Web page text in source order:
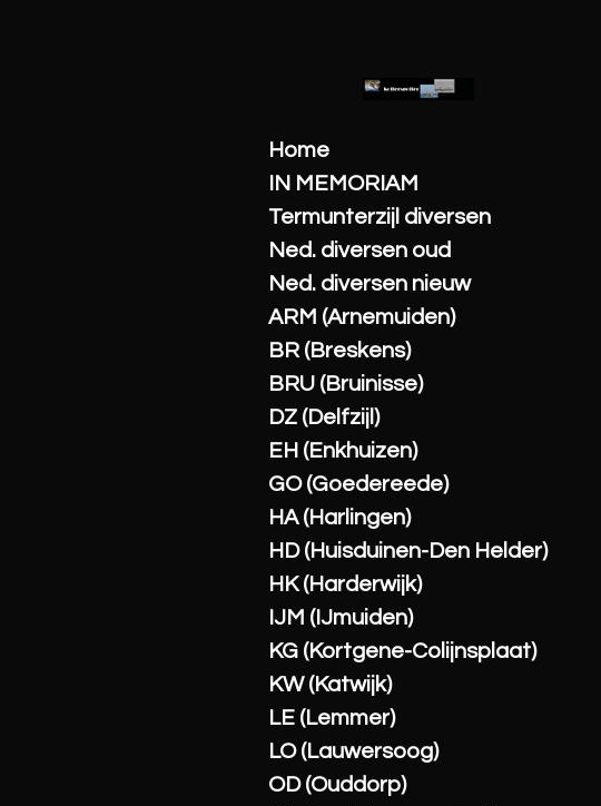
Home
IN MEMORIAM
Termunterzijl diversen
Ned. diversen oud
Ned. diversen nieuw
ARM (Arnemuiden)
BR (Breskens)
BRU (Bruinisse)
DZ (Delfzijl)
EH (Enkhuizen)
GO (Goedereede)
HA (Harlingen)
HD (Huisduinen-Den Helder)
HK (Harderwijk)
IJM (IJmuiden)
KG (Kortgene-Colijnsplaat)
KW (Katwijk)
LE (Lemmer)
LO (Lauwersoog)
OD (Ouddorp)